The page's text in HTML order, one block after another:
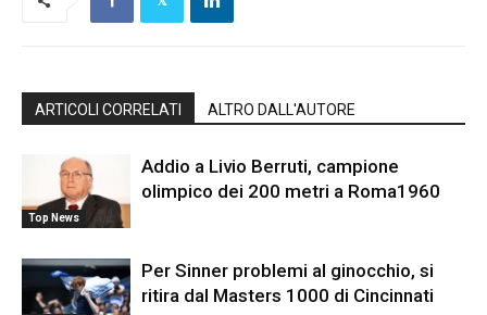
ARTICOLI CORRELATI ALTRO DALL'AUTORE
Top News
Addio a Livio Berruti, campione
olimpico dei 200 metri a Roma1960
Per Sinner problemi al ginocchio, si
ritira dal Masters 1000 di Cincinnati